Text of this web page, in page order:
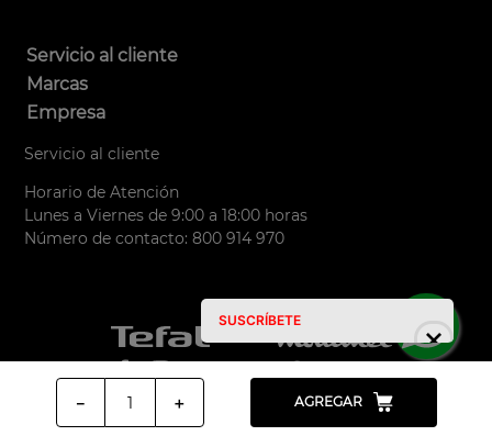
＋
－ AGREGAR
Servicio al cliente
Marcas
Empresa
Servicio al cliente
Horario de Atención
Lunes a Viernes de 9:00 a 18:00 horas
Número de contacto: 800 914 970
SUSCRÍBETE